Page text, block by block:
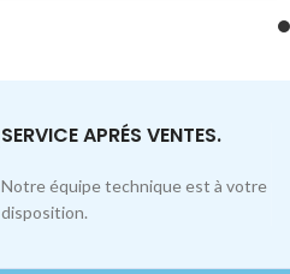
SERVICE APRÉS VENTES.
Notre équipe technique est à votre
disposition.